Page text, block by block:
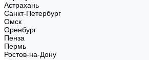
Астрахань
Санкт-Петербург
Омск
Оренбург
Пенза
Пермь
Ростов-на-Дону